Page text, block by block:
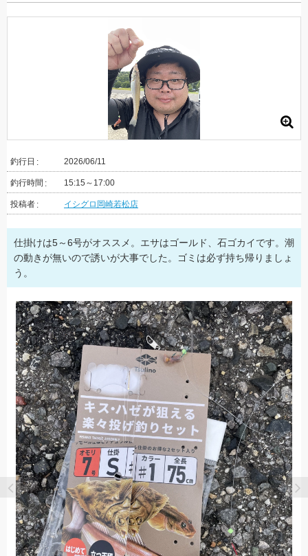
釣行日 2026/06/11
釣行時間 15:15～17:00
投稿者 イシグロ岡崎若松店
仕掛けは5～6号がオススメ。エサはゴールド、石ゴカイです。潮
の動きが無いので誘いが大事でした。ゴミは必ず持ち帰りましょ
う。